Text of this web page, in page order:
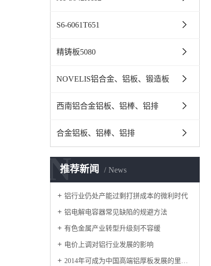
S6-6061T651
精铸板5080
NOVELIS铝合金、铝板、锻造板
西南铝合金铝板、铝棒、铝排
合金铝板、铝棒、铝排
推荐新闻 News
N
铝行业仍处产能过剩打拼成本的微利时代
铝电解电容器常见缺陷的规避方法
有色金属产业转型升级刻不容缓
电价上调对铝行业发展的影响
2014年可成为中国高端铝厚板发展的里程碑